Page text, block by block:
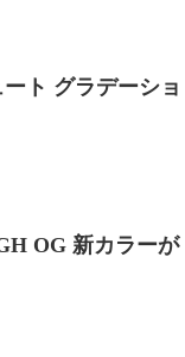
ト グラデーショ
OG 新カラーが